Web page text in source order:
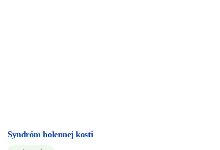
Syndróm holennej kosti